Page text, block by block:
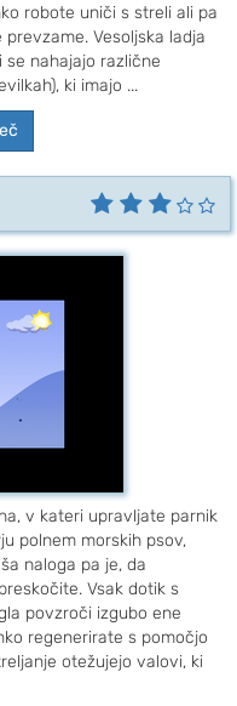
robote uniči s streli ali pa
Vesoljska ladja
nahajajo različne
ki imajo ...
v kateri upravljate parnik
polnem morskih psov,
naloga pa je, da
Vsak dotik s
povzroči izgubo ene
regenerirate s pomočjo
otežujejo valovi, ki